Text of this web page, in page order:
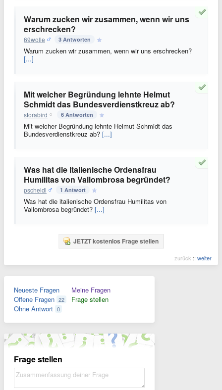
Warum zucken wir zusammen, wenn wir uns
erschrecken?
69wolle 3 Antworten
Warum zucken wir zusammen, wenn wir uns erschrecken?
[...]
Mit welcher Begründung lehnte Helmut
Schmidt das Bundesverdienstkreuz ab?
storabird 6 Antworten
Mit welcher Begründung lehnte Helmut Schmidt das
Bundesverdienstkreuz ab? [...]
Was hat die italienische Ordensfrau
Humilitas von Vallombrosa begründet?
pscheidl 1 Antwort
Was hat die italienische Ordensfrau Humilitas von
Vallombrosa begründet? [...]
JETZT kostenlos Frage stellen
zurück :: weiter
Neueste Fragen
Offene Fragen 22
Ohne Antwort 0
Meine Fragen
Frage stellen
Frage stellen